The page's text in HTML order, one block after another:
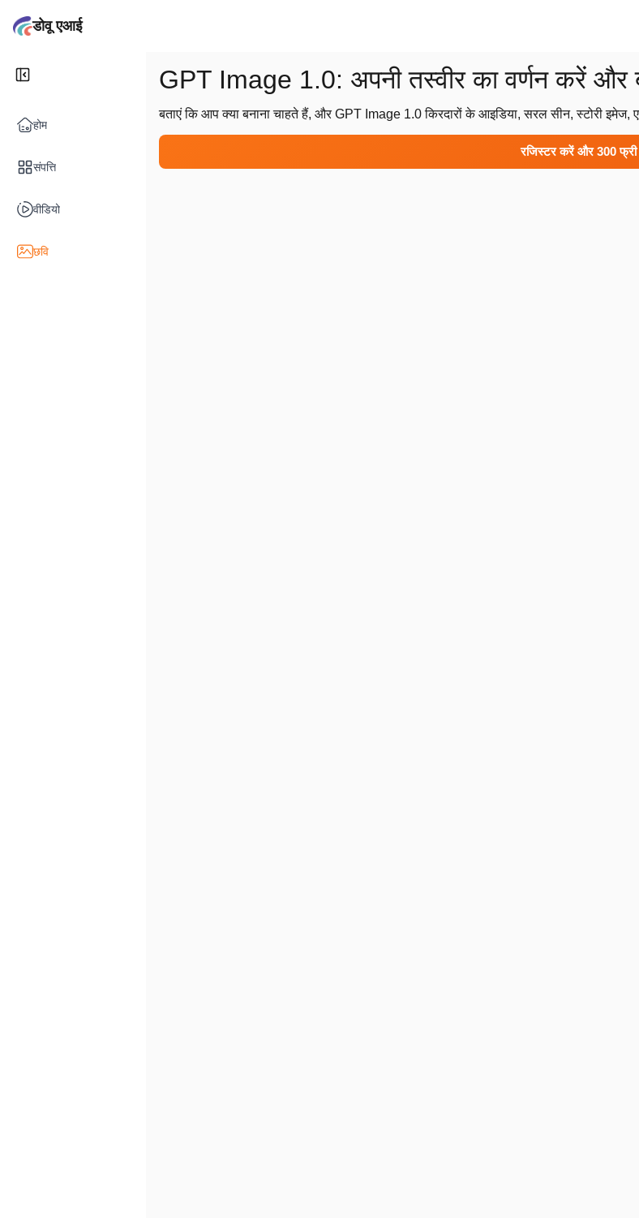
डोवू एआई
होम
संपत्ति
वीडियो
छवि
GPT Image 1.0: अपनी तस्वीर का वर्णन करें और
बताएं कि आप क्या बनाना चाहते हैं, और GPT Image 1.0 किरदारों के आइडिया, सरल सीन, स्टोरी
रजिस्टर करें और 300 फ्री